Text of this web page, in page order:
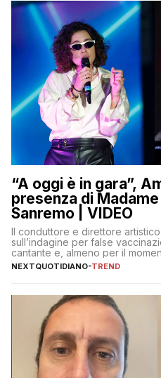
“A oggi è in gara”,
presenza di
Sanremo | VIDEO
Il conduttore e direttore
sull’indagine per false
cantante e, almeno per il
sul palco dell’Ariston
NEXTQUOTIDIANO-TREND